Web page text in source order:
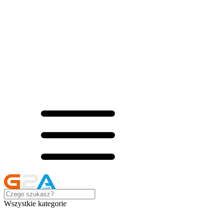
Wszystkie kategorie